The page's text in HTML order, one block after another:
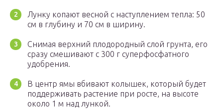
Лунку копают весной с наступлением тепла: 50
см в глубину и 70 см в ширину.
Снимая верхний плодородный слой грунта, его
сразу смешивают с 300 г суперфосфатного
удобрения.
В центр ямы вбивают колышек, который будет
поддерживать растение при росте, на высоте
около 1 м над лункой.